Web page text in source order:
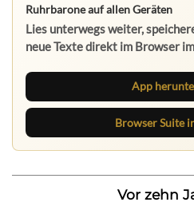
Ruhrbarone auf allen Geräten
Lies unterwegs weiter,
neue Texte direkt im Browser
App
Browser Suite
Vor zehn